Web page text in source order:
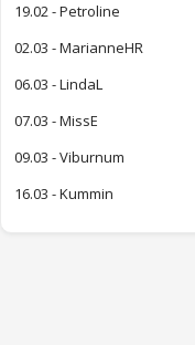
19.02 - Petroline
02.03 - MarianneHR
06.03 - LindaL
07.03 - MissE
09.03 - Viburnum
16.03 - Kummin